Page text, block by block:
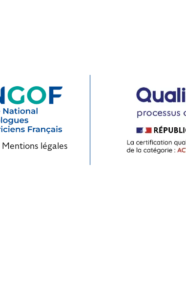
Mentions légales